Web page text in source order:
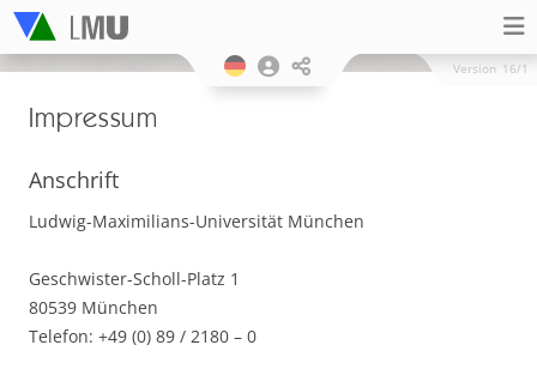
Version 16/1
Impressum
Anschrift
Ludwig-Maximilians-Universität München
Geschwister-Scholl-Platz 1
80539 München
Telefon: +49 (0) 89 / 2180 – 0